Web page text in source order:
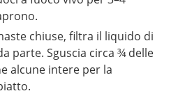
chiuse, filtra il liquido di
parte. Sguscia circa ¾ delle
alcune intere per la